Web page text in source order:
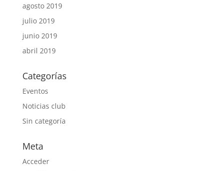
agosto 2019
julio 2019
junio 2019
abril 2019
Categorías
Eventos
Noticias club
Sin categoría
Meta
Acceder